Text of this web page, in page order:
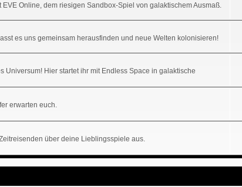
Online, dem riesigen Sandbox-Spiel von galaktischem Ausmaß.
es uns gemeinsam herausfinden und neue Welten kolonisieren!
Universum! Hier startet ihr mit Endless Space in galaktische
erwarten euch.
über deine Lieblingsspiele aus.